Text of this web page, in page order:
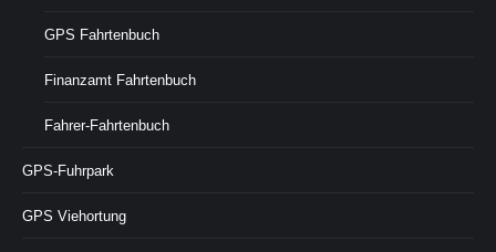
GPS Fahrtenbuch
Finanzamt Fahrtenbuch
Fahrer-Fahrtenbuch
GPS-Fuhrpark
GPS Viehortung